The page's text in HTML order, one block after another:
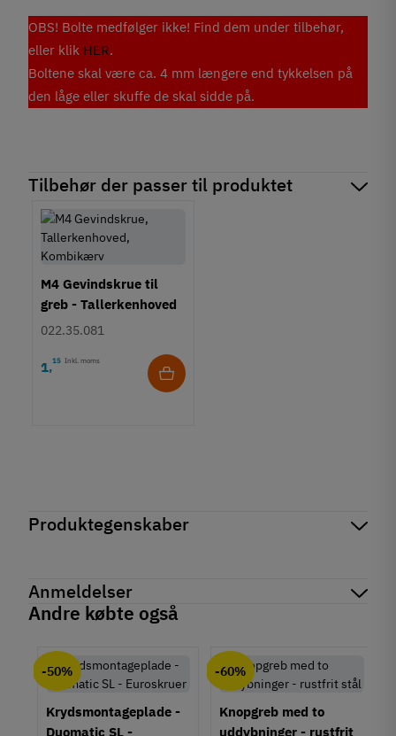
OBS! Bolte medfølger ikke! Find dem under tilbehør,
eller klik HER.
Boltene skal være ca. 4 mm længere end tykkelsen på
den låge eller skuffe de skal sidde på.
Tilbehør der passer til produktet
M4 Gevindskrue til
greb - Tallerkenhoved
- Krydskærv
022.35.081
1,15 Inkl. moms
Produktegenskaber
Produktinformation
Zinklegering
Overflade
Forniklet
Mat
Anmeldelser
Andre købte også
-50%
Krydsmontageplade -
Duomatic SL -
-60%
Knopgreb med to
uddybninger - rustfrit